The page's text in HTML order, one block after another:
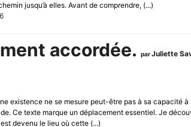
jusqu’à elles. Avant de comprendre, (...)
accordée. parJuliette
existence ne se mesure peut-être pas à sa capacité
Ce texte marque un déplacement essentiel. Je
devenu le lieu où cette (...)